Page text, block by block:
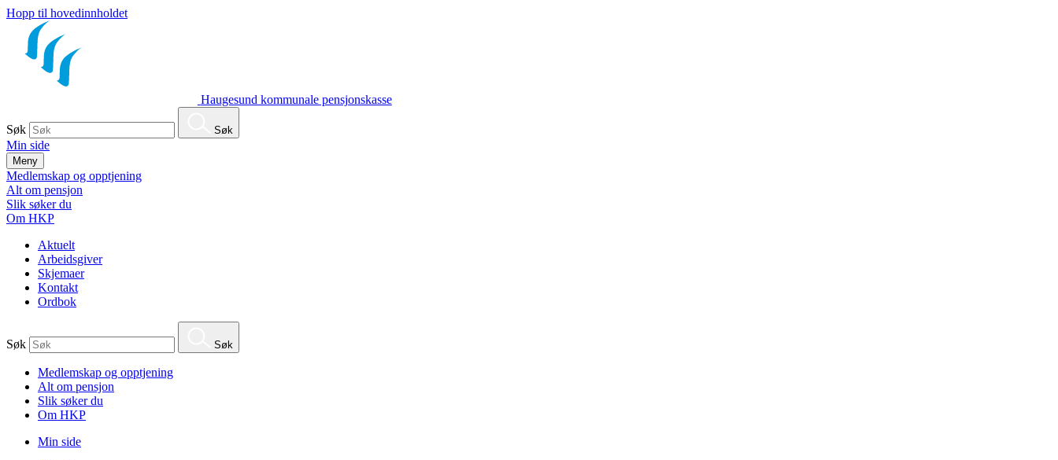
Hopp til hovedinnholdet
Haugesund kommunale pensjonskasse
Søk Søk
Min side
Meny
Medlemskap og opptjening
Alt om pensjon
Slik søker du
Om HKP
Aktuelt
Arbeidsgiver
Skjemaer
Kontakt
Ordbok
Søk Søk
Medlemskap og opptjening
Alt om pensjon
Slik søker du
Om HKP
Min side